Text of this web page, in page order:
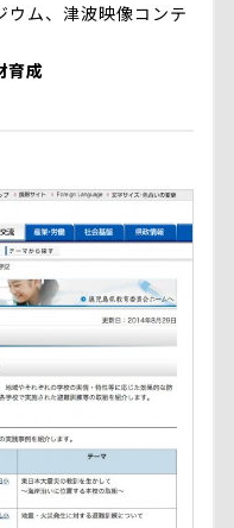
ウム、津波映像コンテ
育成